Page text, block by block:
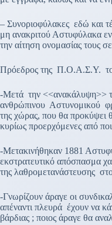
– Συνοριοφύλακες εδώ και
μη ανακριτού Αστυφύλακα
την αίτηση ονομασίας τους
Πρόεδρος της Π.Ο.Α.Σ.Υ. το
-Μετά την <<ανακάλυψη>>
ανθρώπινου Αστυνομικού
της χώρας, που θα προκύψει
κυρίως προερχόμενες από
-Μετακινήθηκαν 1881
εκστρατευτικό απόσπασμα
της λαθρομετανάστευσης
-Γνωρίζουν άραγε οι
απέναντι πλευρά έχουν να
βάρδιας ; ποιος άραγε θα